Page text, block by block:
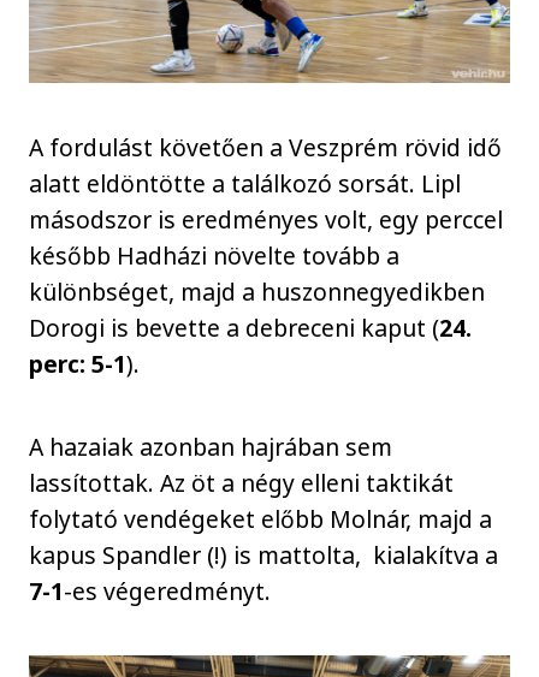
A fordulást követően a Veszprém rövid idő
alatt eldöntötte a találkozó sorsát. Lipl
másodszor is eredményes volt, egy perccel
később Hadházi növelte tovább a
különbséget, majd a huszonnegyedikben
Dorogi is bevette a debreceni kaput (24.
perc: 5-1).
A hazaiak azonban hajrában sem
lassítottak. Az öt a négy elleni taktikát
folytató vendégeket előbb Molnár, majd a
kapus Spandler (!) is mattolta, kialakítva a
7-1-es végeredményt.